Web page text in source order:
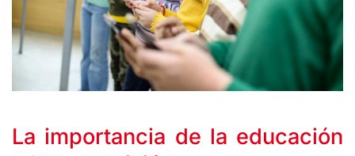
La importancia de la educación